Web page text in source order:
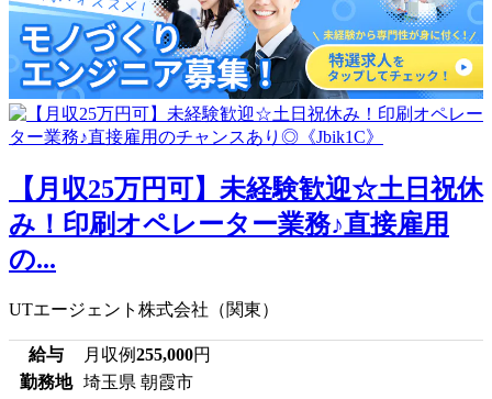
【月収25万円可】未経験歓迎☆土日祝休
み！印刷オペレーター業務♪直接雇用
の...
UTエージェント株式会社（関東）
給与 月収例255,000円
勤務地
埼玉県 朝霞市